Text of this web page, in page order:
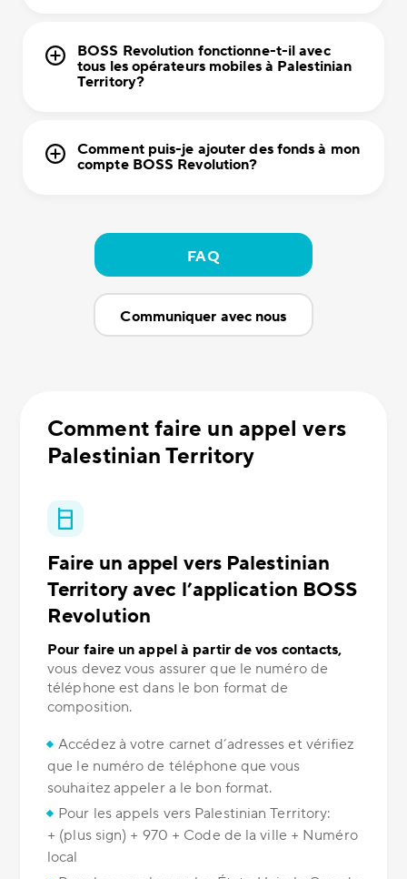
BOSS Revolution fonctionne-t-il avec
tous les opérateurs mobiles à Palestinian
Territory?
Comment puis-je ajouter des fonds à mon
compte BOSS Revolution?
FAQ
Communiquer avec nous
Comment faire un appel vers
Palestinian Territory
Faire un appel vers Palestinian
Territory avec l’application BOSS
Revolution
Pour faire un appel à partir de vos contacts,
vous devez vous assurer que le numéro de
téléphone est dans le bon format de
composition.
Accédez à votre carnet d’adresses et vérifiez
que le numéro de téléphone que vous
souhaitez appeler a le bon format.
Pour les appels vers Palestinian Territory:
+ (plus sign) + 970 + Code de la ville + Numéro
local